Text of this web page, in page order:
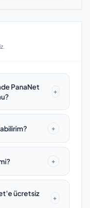
PanaNet
+
+
+
ücretsiz
+